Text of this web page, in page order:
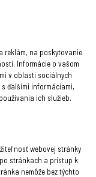
reklám, na poskytovanie
Informácie o vašom
v oblasti sociálnych
ďalšími informáciami,
ich služieb.
webovej stránky
stránkach a prístup k
nemôže bez týchto